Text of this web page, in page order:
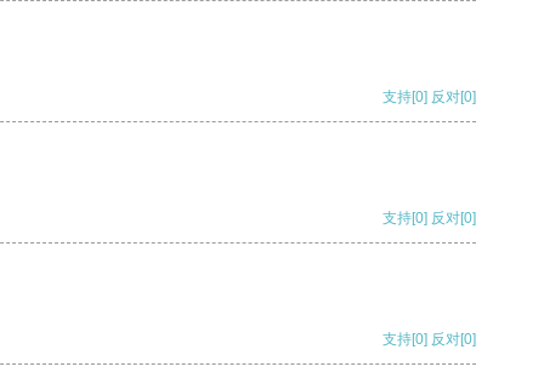
支持[0] 反对[0]
支持[0] 反对[0]
支持[0] 反对[0]